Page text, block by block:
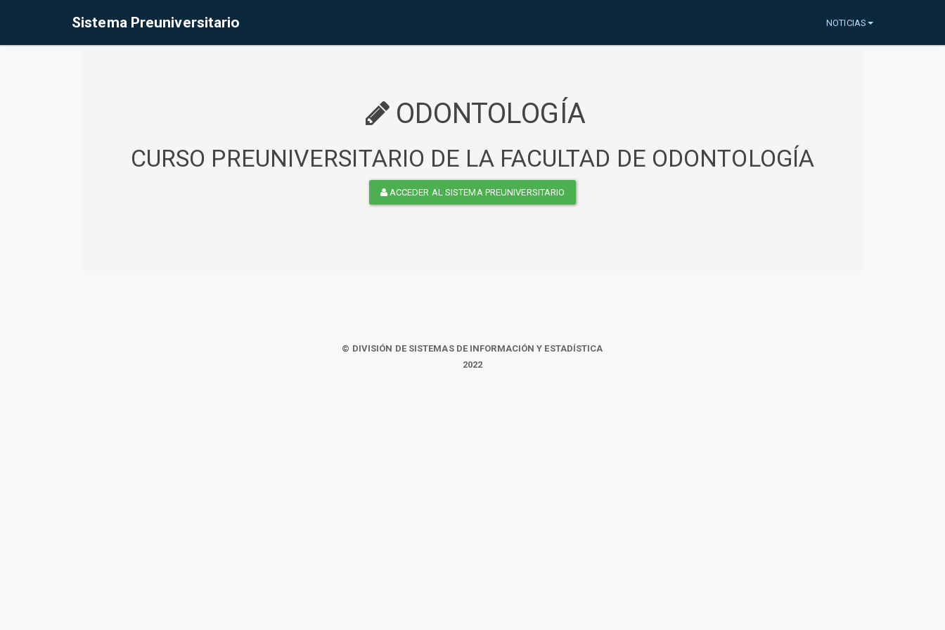
Sistema Preuniversitario NOTICIAS
ODONTOLOGÍA
CURSO PREUNIVERSITARIO DE LA FACULTAD DE ODONTOLOGÍA
ACCEDER AL SISTEMA PREUNIVERSITARIO
© DIVISIÓN DE SISTEMAS DE INFORMACIÓN Y ESTADÍSTICA
2022